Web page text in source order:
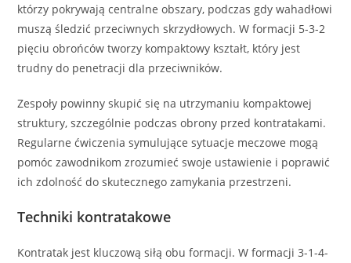
którzy pokrywają centralne obszary, podczas gdy wahadłowi
muszą śledzić przeciwnych skrzydłowych. W formacji 5-3-2
pięciu obrońców tworzy kompaktowy kształt, który jest
trudny do penetracji dla przeciwników.
Zespoły powinny skupić się na utrzymaniu kompaktowej
struktury, szczególnie podczas obrony przed kontratakami.
Regularne ćwiczenia symulujące sytuacje meczowe mogą
pomóc zawodnikom zrozumieć swoje ustawienie i poprawić
ich zdolność do skutecznego zamykania przestrzeni.
Techniki kontratakowe
Kontratak jest kluczową siłą obu formacji. W formacji 3-1-4-